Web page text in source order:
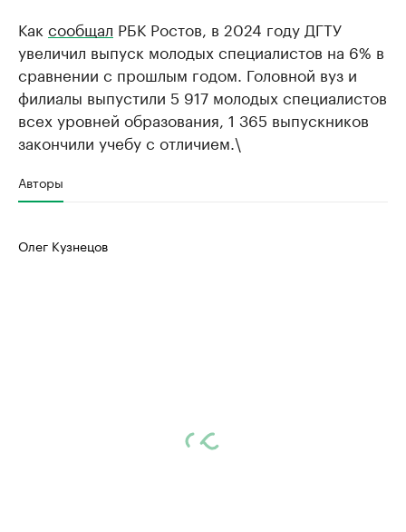
Как сообщал РБК Ростов, в 2024 году ДГТУ
увеличил выпуск молодых специалистов на 6% в
сравнении с прошлым годом. Головной вуз и
филиалы выпустили 5 917 молодых специалистов
всех уровней образования, 1 365 выпускников
закончили учебу с отличием.\
Авторы
Олег Кузнецов